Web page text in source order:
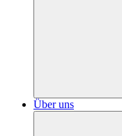
Über uns